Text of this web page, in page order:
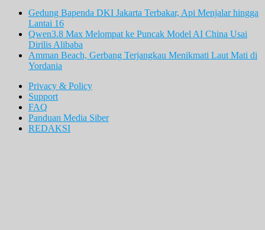
Gedung Bapenda DKI Jakarta Terbakar, Api Menjalar hingga
Lantai 16
Qwen3.8 Max Melompat ke Puncak Model AI China Usai
Dirilis Alibaba
Amman Beach, Gerbang Terjangkau Menikmati Laut Mati di
Yordania
Privacy & Policy
Support
FAQ
Panduan Media Siber
REDAKSI